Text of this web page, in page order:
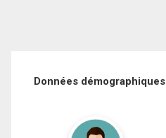
Données démographiques